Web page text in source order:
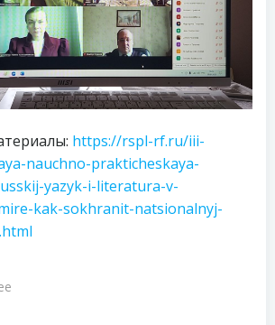
https://rspl-rf.ru/iii-
nauchno-prakticheskaya-
yazyk-i-literatura-v-
kak-sokhranit-natsionalnyj-